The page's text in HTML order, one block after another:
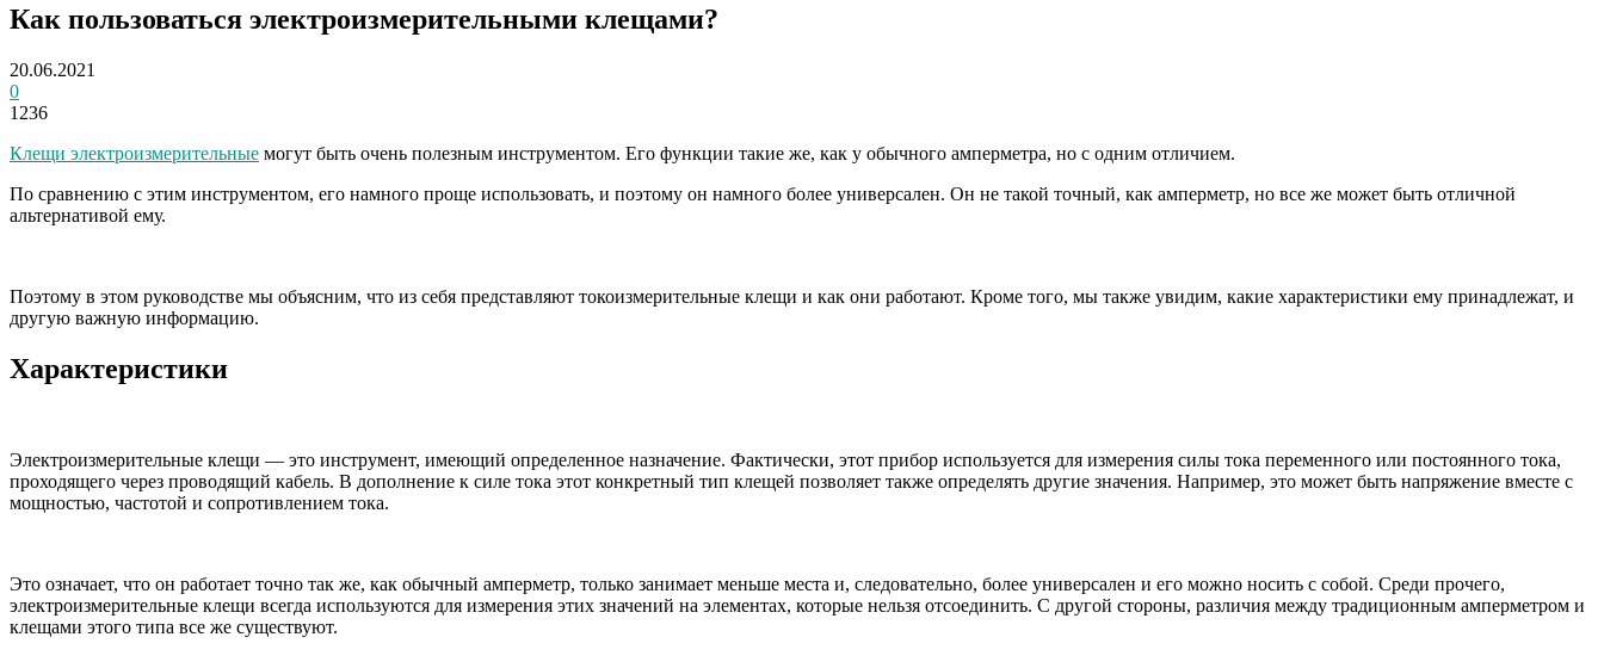
Как пользоваться электроизмерительными клещами?
20.06.2021
0
1236
Клещи электроизмерительные могут быть очень полезным инструментом. Его функции такие же, как у обычного амперметра, но с одним отличием.
По сравнению с этим инструментом, его намного проще использовать, и поэтому он намного более универсален. Он не такой точный, как амперметр, но все же может быть отличной
альтернативой ему.
Поэтому в этом руководстве мы объясним, что из себя представляют токоизмерительные клещи и как они работают. Кроме того, мы также увидим, какие характеристики ему принадлежат, и
другую важную информацию.
Характеристики
Электроизмерительные клещи — это инструмент, имеющий определенное назначение. Фактически, этот прибор используется для измерения силы тока переменного или постоянного тока,
проходящего через проводящий кабель. В дополнение к силе тока этот конкретный тип клещей позволяет также определять другие значения. Например, это может быть напряжение вместе с
мощностью, частотой и сопротивлением тока.
Это означает, что он работает точно так же, как обычный амперметр, только занимает меньше места и, следовательно, более универсален и его можно носить с собой. Среди прочего,
электроизмерительные клещи всегда используются для измерения этих значений на элементах, которые нельзя отсоединить. С другой стороны, различия между традиционным амперметром и
клещами этого типа все же существуют.